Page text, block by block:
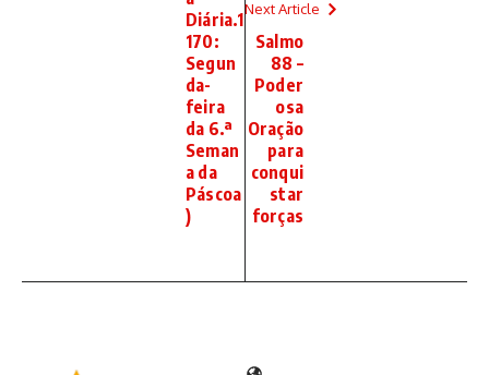
Diária.1
170:
Segun
da-
feira
da 6.ª
Seman
a da
Páscoa
)
Next Article
Salmo
88 –
Poder
osa
Oração
para
conqui
star
forças